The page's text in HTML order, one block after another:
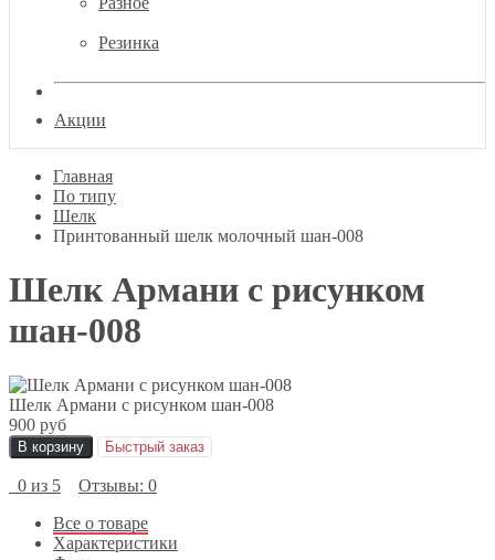
Резинка
Акции
Главная
По типу
Шелк
Принтованный шелк молочный шан-008
Шелк Армани с рисунком
шан-008
Шелк Армани с рисунком шан-008
900 руб
В корзину Быстрый заказ
0 из 5
Отзывы: 0
Все о товаре
Характеристики